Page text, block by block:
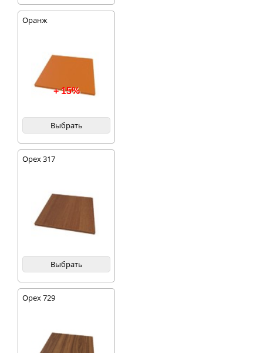
Оранж
+ 15%
Выбрать
Орех 317
Выбрать
Орех 729